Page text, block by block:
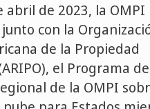
abril de 2023, la OMPI
con la
de la Propiedad
el Programa de
de la OMPI